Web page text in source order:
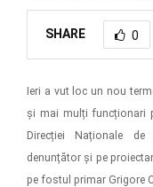
SHARE 0
Ieri a vut loc un nou
și mai mulți funcționari
Direcției Naționale
denunțător și pe
pe fostul primar Grigore